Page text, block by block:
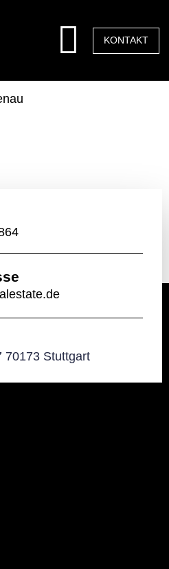
KONTAKT
70173 Stuttgart